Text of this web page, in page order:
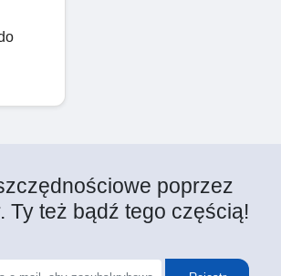
poprzez
Ty też bądź tego częścią!